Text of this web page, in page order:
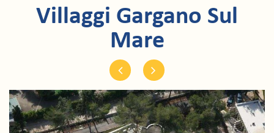
Villaggi Gargano Sul
Mare
PreviousNext